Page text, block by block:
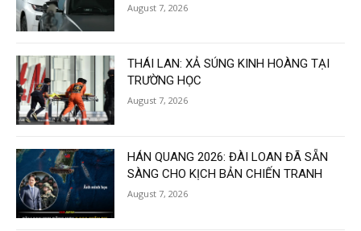
August 7, 2026
THÁI LAN: XẢ SÚNG KINH HOÀNG TẠI
TRƯỜNG HỌC
August 7, 2026
HÁN QUANG 2026: ĐÀI LOAN ĐÃ SẴN
SÀNG CHO KỊCH BẢN CHIẾN TRANH
August 7, 2026